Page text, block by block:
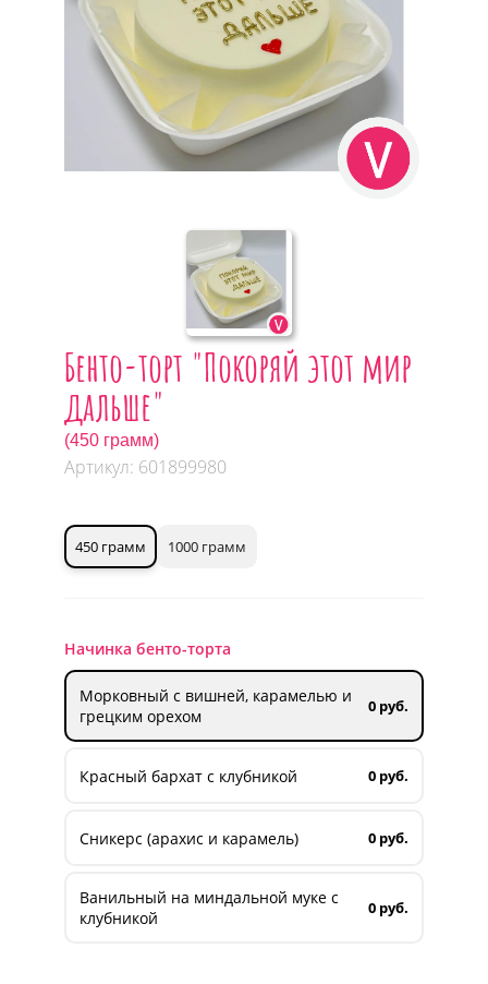
Бенто-торт "Покоряй этот мир
дальше"
(450 грамм)
Артикул: 601899980
450 грамм 1000 грамм
Начинка бенто-торта
Морковный с вишней, карамелью и
грецким орехом
0 руб.
Красный бархат с клубникой 0 руб.
Сникерс (арахис и карамель) 0 руб.
Ванильный на миндальной муке с
клубникой
0 руб.